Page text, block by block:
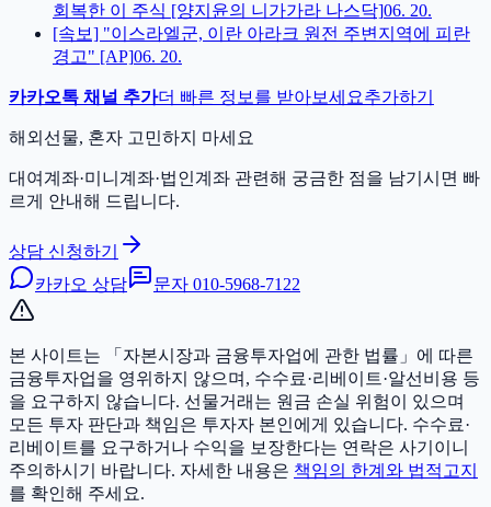
회복한 이 주식 [양지윤의 니가가라 나스닥]06. 20.
[속보] "이스라엘군, 이란 아라크 원전 주변지역에 피란
경고" [AP]06. 20.
카카오톡 채널 추가더 빠른 정보를 받아보세요추가하기
해외선물, 혼자 고민하지 마세요
대여계좌·미니계좌·법인계좌 관련해 궁금한 점을 남기시면 빠
르게 안내해 드립니다.
상담 신청하기
카카오 상담
문자 010-5968-7122
본 사이트는 「자본시장과 금융투자업에 관한 법률」에 따른
금융투자업을 영위하지 않으며, 수수료·리베이트·알선비용 등
을 요구하지 않습니다. 선물거래는 원금 손실 위험이 있으며
모든 투자 판단과 책임은 투자자 본인에게 있습니다. 수수료·
리베이트를 요구하거나 수익을 보장한다는 연락은 사기이니
주의하시기 바랍니다. 자세한 내용은 책임의 한계와 법적고지
를 확인해 주세요.